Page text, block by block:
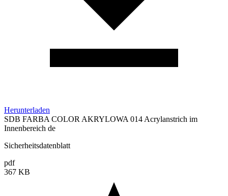
Herunterladen
SDB FARBA COLOR AKRYLOWA 014 Acrylanstrich im
Innenbereich de
Sicherheitsdatenblatt
pdf
367 KB